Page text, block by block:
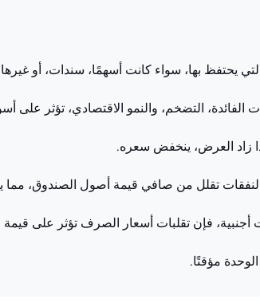
يحتفظ بها، سواء كانت أسهمًا، سندات، أو
التضخم، والنمو الاقتصادي، تؤثر على
زاد العرض، ينخفض سعره.
تقلل من صافي قيمة أصول الصندوق، مما
فإن تقلبات أسعار الصرف تؤثر على
مؤقتًا.